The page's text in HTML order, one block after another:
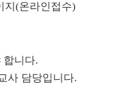
지(온라인접수)
합니다.
사 담당입니다.